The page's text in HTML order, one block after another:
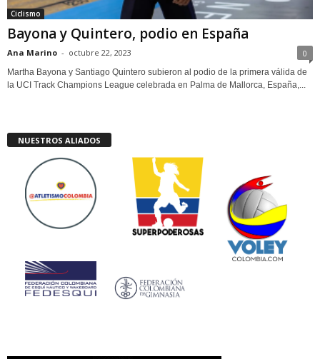
Ciclismo
Bayona y Quintero, podio en España
Ana Marino - octubre 22, 2023 0
Martha Bayona y Santiago Quintero subieron al podio de la primera válida de
la UCI Track Champions League celebrada en Palma de Mallorca, España,...
NUESTROS ALIADOS